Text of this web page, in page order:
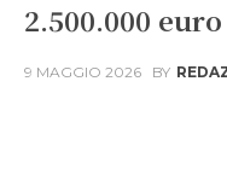
2.500.000 euro
9 MAGGIO 2026 BY